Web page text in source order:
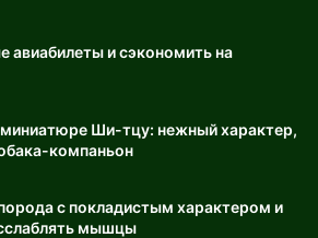
авиабилеты и сэкономить на
Ши-тцу: нежный характер,
компаньон
с покладистым характером и
мышцы